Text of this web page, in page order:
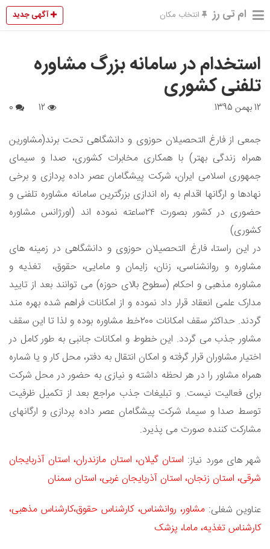
ام تی رز انتخاب مکان آگهی جدید
استخدام در سامانه بزرگ مشاوره
تلفنی کشوری
12 بهمن 1395
جمعی از فارغ التحصیلان حوزوی و دانشگاهی تحت برند(مشاورین
همراه زندگی بهتر) با همکاری مخابرات کشوری، صدا و سیمای
جمهوری اسلامی ایران، شرکت پیشگامان عصر داده پردازی و برخی
نهادها و ارگانها اقدام به راه اندازی بزرگترین سامانه مشاوره تلفنی و
حضوری در کشور بصورت ۲۴ساعته نموده اند (اورژانس مشاوره
کشوری)
در این راستا، فارغ التحصیلان حوزوی و دانشگاهی در زمینه های
مشاوره و روانشناسی، زنان، زایمان و مامایی، حقوق، تغذیه و
مشاوره مذهبی و احکام (سطوح بالای حوزه) می توانند بعد از تایید
مدارک علمی انعقاد قرار داد نموده و از امکانات فراهم شده بهره مند
گردند. حداکثر سقف امکانات ۲۰۰خط مشاوره بوده و لذا تا این سقف
مشاور جذب می گردد. این خطوط و امکانات جانبی به طور کامل در
اختیار مشاوران قرار گرفته و امکان انتقال به دفتر، محل کار و یا شماره
همراه مشاور را در هر لحظه داشته و نیازی به حضور در محل شرکت
برای فعالیت نیست. و تبلیغات جذب مراجع بعد از تکمیل ظرفیت
توسط صدا و سیما، شرکت پیشگامان عصر داده پردازی و ارگانهای
مشارکت کننده صورت می پذیرد.
شهر های مورد نیاز: استان گیلان، استان مازندران، استان آذربایجان
شرقی، استان زنجان، استان آذربایجان غربی، استان سمنان
عناوین شغلی:مشاور، روانشناس، کارشناس حقوق،کارشناس مذهبی،
کارشناس تغذیه، ماما، پزشک